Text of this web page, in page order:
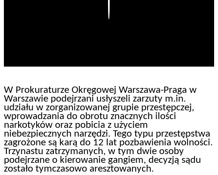
W Prokuraturze Okręgowej Warszawa-Praga w
Warszawie podejrzani usłyszeli zarzuty m.in.
udziału w zorganizowanej grupie przestępczej,
wprowadzania do obrotu znacznych ilości
narkotyków oraz pobicia z użyciem
niebezpiecznych narzędzi. Tego typu przestępstwa
zagrożone są karą do 12 lat pozbawienia wolności.
Trzynastu zatrzymanych, w tym dwie osoby
podejrzane o kierowanie gangiem, decyzją sądu
zostało tymczasowo aresztowanych.